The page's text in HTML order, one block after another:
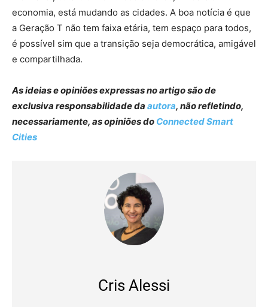
economia, está mudando as cidades. A boa notícia é que
a Geração T não tem faixa etária, tem espaço para todos,
é possível sim que a transição seja democrática, amigável
e compartilhada.
As ideias e opiniões expressas no artigo são de
exclusiva responsabilidade da autora, não refletindo,
necessariamente, as opiniões do Connected Smart
Cities
Cris Alessi